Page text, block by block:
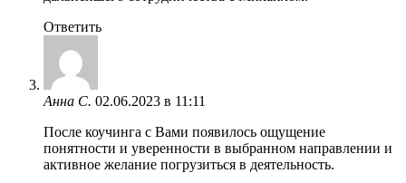
Ответить
Анна С. 02.06.2023 в 11:11
После коучинга с Вами появилось ощущение
понятности и уверенности в выбранном направлении и
активное желание погрузиться в деятельность.